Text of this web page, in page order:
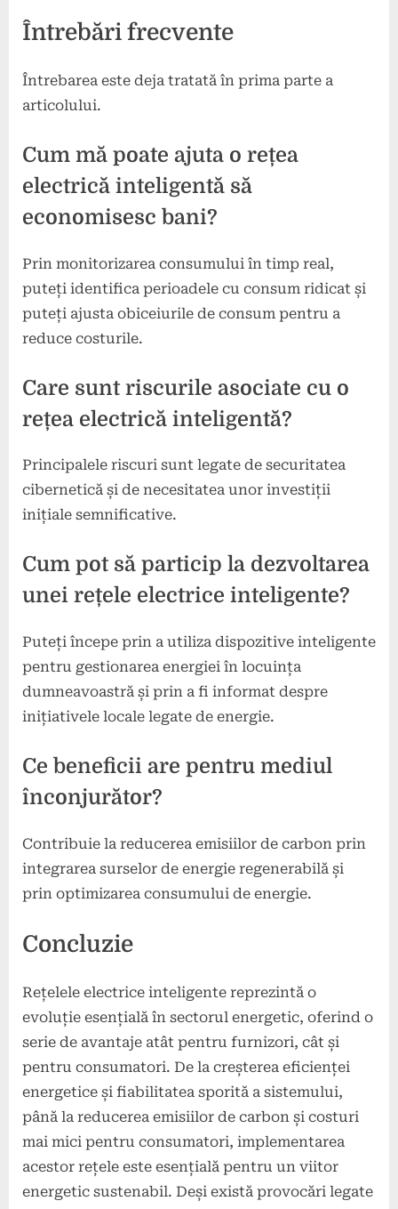
Întrebări frecvente
Întrebarea este deja tratată în prima parte a
articolului.
Cum mă poate ajuta o rețea
electrică inteligentă să
economisesc bani?
Prin monitorizarea consumului în timp real,
puteți identifica perioadele cu consum ridicat și
puteți ajusta obiceiurile de consum pentru a
reduce costurile.
Care sunt riscurile asociate cu o
rețea electrică inteligentă?
Principalele riscuri sunt legate de securitatea
cibernetică și de necesitatea unor investiții
inițiale semnificative.
Cum pot să particip la dezvoltarea
unei rețele electrice inteligente?
Puteți începe prin a utiliza dispozitive inteligente
pentru gestionarea energiei în locuința
dumneavoastră și prin a fi informat despre
inițiativele locale legate de energie.
Ce beneficii are pentru mediul
înconjurător?
Contribuie la reducerea emisiilor de carbon prin
integrarea surselor de energie regenerabilă și
prin optimizarea consumului de energie.
Concluzie
Rețelele electrice inteligente reprezintă o
evoluție esențială în sectorul energetic, oferind o
serie de avantaje atât pentru furnizori, cât și
pentru consumatori. De la creșterea eficienței
energetice și fiabilitatea sporită a sistemului,
până la reducerea emisiilor de carbon și costuri
mai mici pentru consumatori, implementarea
acestor rețele este esențială pentru un viitor
energetic sustenabil. Deși există provocări legate